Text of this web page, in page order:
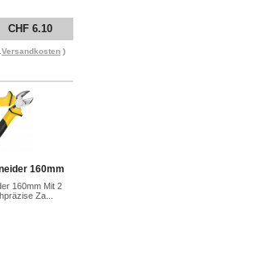
CHF 6.10
Versandkosten )
160mm
160mm Mit 2
Za...